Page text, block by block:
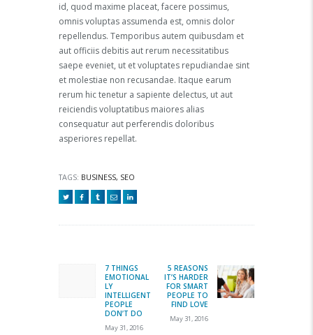
id, quod maxime placeat, facere possimus,
omnis voluptas assumenda est, omnis dolor
repellendus. Temporibus autem quibusdam et
aut officiis debitis aut rerum necessitatibus
saepe eveniet, ut et voluptates repudiandae sint
et molestiae non recusandae. Itaque earum
rerum hic tenetur a sapiente delectus, ut aut
reiciendis voluptatibus maiores alias
consequatur aut perferendis doloribus
asperiores repellat.
TAGS: BUSINESS, SEO
navigation
Previous
post:
7 THINGS
EMOTIONAL
LY
INTELLIGENT
PEOPLE
DON’T DO
May 31, 2016
Next
post:
5 REASONS
IT’S HARDER
FOR SMART
PEOPLE TO
FIND LOVE
May 31, 2016